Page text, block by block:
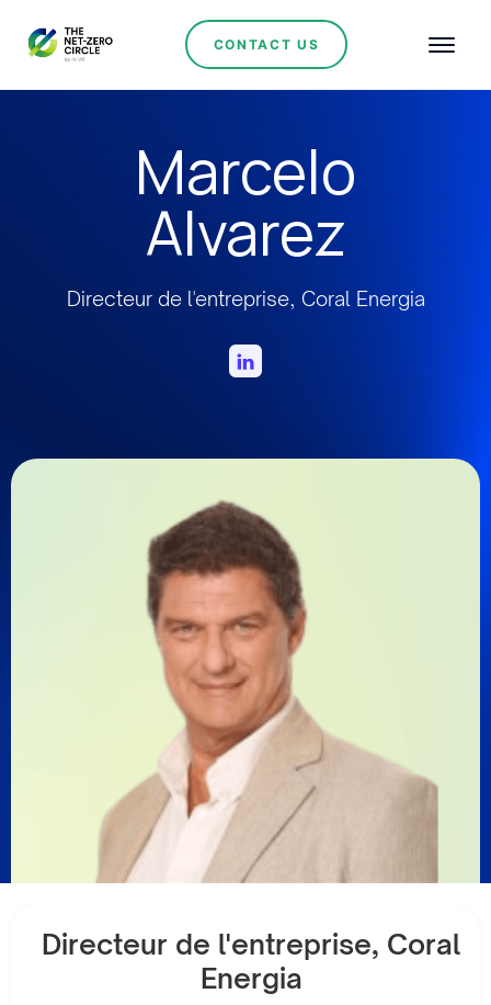
CONTACT US
Marcelo
Alvarez
Directeur de l'entreprise, Coral Energia
Directeur de l'entreprise, Coral
Energia